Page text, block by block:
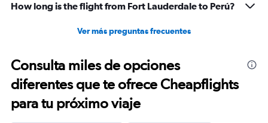
How long is the flight from Fort Lauderdale to Perú?
Ver más preguntas frecuentes
Consulta miles de opciones
diferentes que te ofrece Cheapflights
para tu próximo viaje